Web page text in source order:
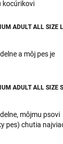
kocúrikovi
a môj pes je
môjmu psovi
pes) chutia